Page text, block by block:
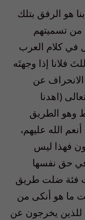
هو الرفق بتلك
من تسميتهم
في كلام العرب
فلانا إذا وجهتَه
عن
(اهدنا
وهو الطريق
الله عليهم،
فهذا ليس
حق نفسها
فئة ضلت طريق
ما هو أنكى من
للذين يخرجون عن